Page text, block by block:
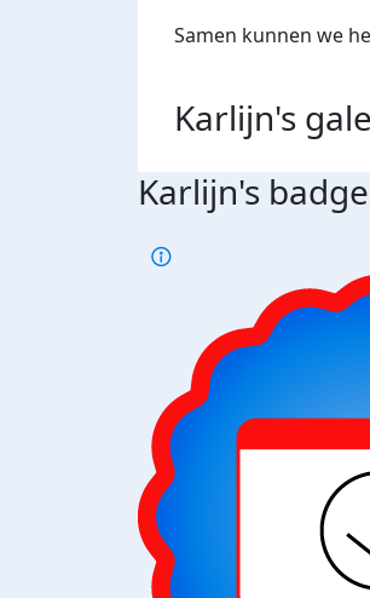
Samen kunnen we
Karlijn's
Karlijn's